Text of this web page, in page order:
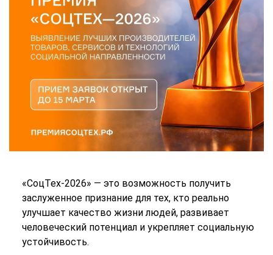
«СоцТех-2026» — это возможность получить
заслуженное признание для тех, кто реально
улучшает качество жизни людей, развивает
человеческий потенциал и укрепляет социальную
устойчивость.